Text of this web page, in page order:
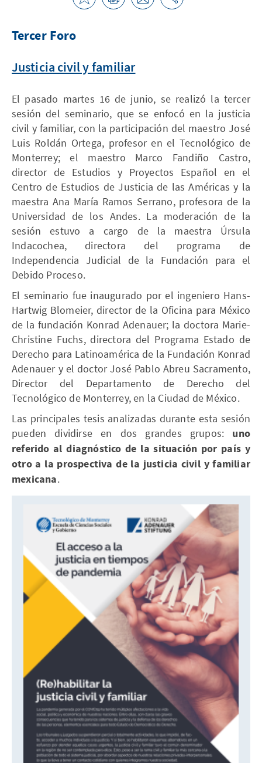
Tercer Foro
Justicia civil y familiar
El pasado martes 16 de junio, se realizó la tercer
sesión del seminario, que se enfocó en la justicia
civil y familiar, con la participación del maestro José
Luis Roldán Ortega, profesor en el Tecnológico de
Monterrey; el maestro Marco Fandiño Castro,
director de Estudios y Proyectos Español en el
Centro de Estudios de Justicia de las Américas y la
maestra Ana María Ramos Serrano, profesora de la
Universidad de los Andes. La moderación de la
sesión estuvo a cargo de la maestra Úrsula
Indacochea, directora del programa de
Independencia Judicial de la Fundación para el
Debido Proceso.
El seminario fue inaugurado por el ingeniero Hans-
Hartwig Blomeier, director de la Oficina para México
de la fundación Konrad Adenauer; la doctora Marie-
Christine Fuchs, directora del Programa Estado de
Derecho para Latinoamérica de la Fundación Konrad
Adenauer y el doctor José Pablo Abreu Sacramento,
Director del Departamento de Derecho del
Tecnológico de Monterrey, en la Ciudad de México.
Las principales tesis analizadas durante esta sesión
pueden dividirse en dos grandes grupos: uno
referido al diagnóstico de la situación por país y
otro a la prospectiva de la justicia civil y familiar
mexicana.